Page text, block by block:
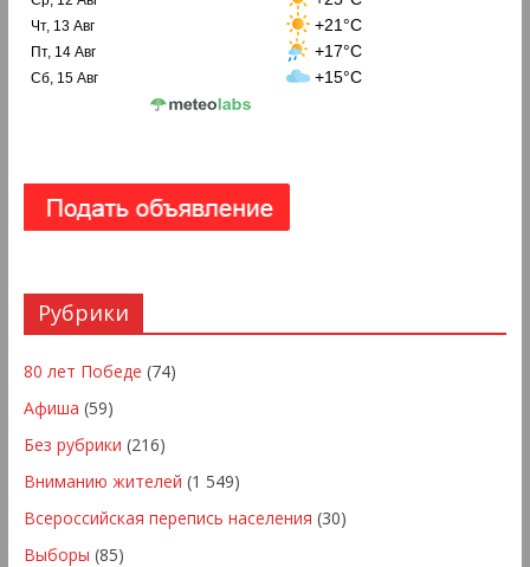
Чт, 13 Авг +21°C
Пт, 14 Авг +17°C
Сб, 15 Авг +15°C
Рубрики
80 лет Победе (74)
Афиша (59)
Без рубрики (216)
Вниманию жителей (1 549)
Всероссийская перепись населения (30)
Выборы (85)